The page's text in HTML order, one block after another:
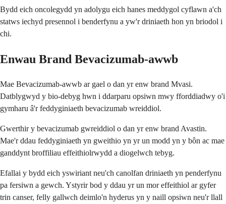
Bydd eich oncolegydd yn adolygu eich hanes meddygol cyflawn a'ch
statws iechyd presennol i benderfynu a yw'r driniaeth hon yn briodol i
chi.
Enwau Brand Bevacizumab-awwb
Mae Bevacizumab-awwb ar gael o dan yr enw brand Mvasi.
Datblygwyd y bio-debyg hwn i ddarparu opsiwn mwy fforddiadwy o'i
gymharu â'r feddyginiaeth bevacizumab wreiddiol.
Gwerthir y bevacizumab gwreiddiol o dan yr enw brand Avastin.
Mae'r ddau feddyginiaeth yn gweithio yn yr un modd yn y bôn ac mae
ganddynt broffiliau effeithiolrwydd a diogelwch tebyg.
Efallai y bydd eich yswiriant neu'ch canolfan driniaeth yn penderfynu
pa fersiwn a gewch. Ystyrir bod y ddau yr un mor effeithiol ar gyfer
trin canser, felly gallwch deimlo'n hyderus yn y naill opsiwn neu'r llall